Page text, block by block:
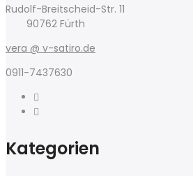
Rudolf-Breitscheid-Str. 11
90762 Fürth
vera @ v-satiro.de
0911-7437630
Kategorien